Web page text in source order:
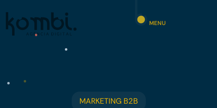
MENU
MARKETING B2B